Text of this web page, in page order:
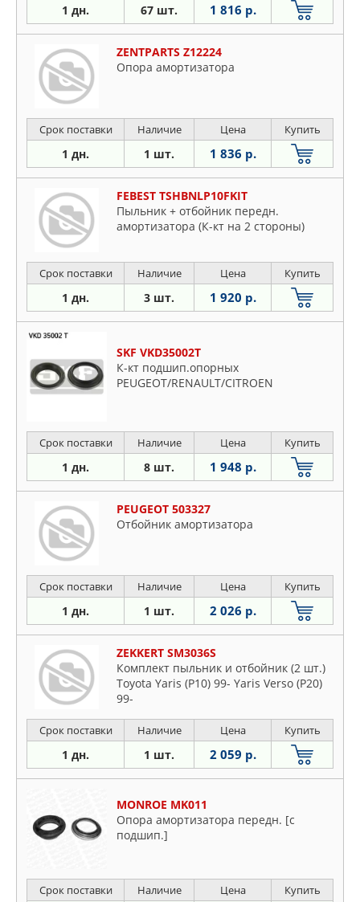
1 дн. 67 шт. 1 816 р.
ZENTPARTS Z12224
Опора амортизатора
Срок поставки Наличие Цена Купить
1 дн. 1 шт. 1 836 р.
FEBEST TSHBNLP10FKIT
Пыльник + отбойник передн.
амортизатора (К-кт на 2 стороны)
Срок поставки Наличие Цена Купить
1 дн. 3 шт. 1 920 р.
SKF VKD35002T
К-кт подшип.опорных
PEUGEOT/RENAULT/CITROEN
Срок поставки Наличие Цена Купить
1 дн. 8 шт. 1 948 р.
PEUGEOT 503327
Отбойник амортизатора
Срок поставки Наличие Цена Купить
1 дн. 1 шт. 2 026 р.
ZEKKERT SM3036S
Комплект пыльник и отбойник (2 шт.)
Toyota Yaris (P10) 99- Yaris Verso (P20)
99-
Срок поставки Наличие Цена Купить
1 дн. 1 шт. 2 059 р.
MONROE MK011
Опора амортизатора передн. [с
подшип.]
Срок поставки Наличие Цена Купить